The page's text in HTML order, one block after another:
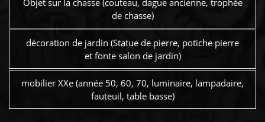
Objet sur la chasse (couteau, dague ancienne, trophée
de chasse)
décoration de jardin (Statue de pierre, potiche pierre
et fonte salon de jardin)
mobilier XXe (année 50, 60, 70, luminaire, lampadaire,
fauteuil, table basse)